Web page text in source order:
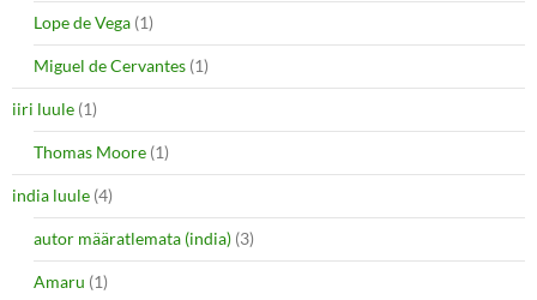
Lope de Vega (1)
Miguel de Cervantes (1)
iiri luule (1)
Thomas Moore (1)
india luule (4)
autor määratlemata (india) (3)
Amaru (1)